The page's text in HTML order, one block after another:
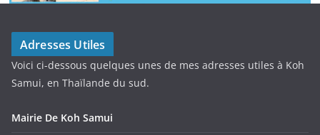
Adresses Utiles
Voici ci-dessous quelques unes de mes adresses utiles à Koh
Samui, en Thaïlande du sud.
Mairie De Koh Samui